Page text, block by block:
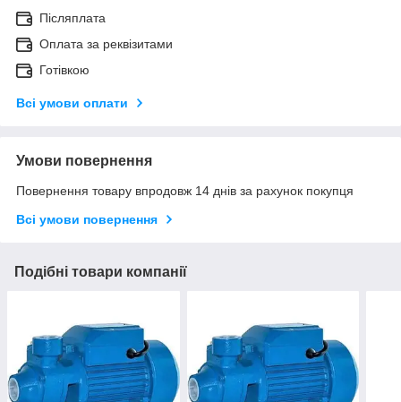
Післяплата
Оплата за реквізитами
Готівкою
Всі умови оплати
Умови повернення
Повернення товару впродовж 14 днів за рахунок покупця
Всі умови повернення
Подібні товари компанії